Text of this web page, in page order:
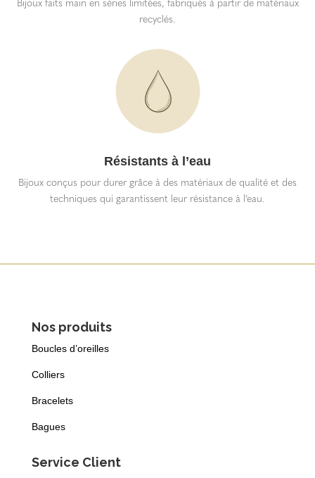
Bijoux faits main en séries limitées, fabriqués à partir de matériaux
recyclés.
Résistants à l’eau
Bijoux conçus pour durer grâce à des matériaux de qualité et des
techniques qui garantissent leur résistance à l’eau.
Nos produits
Boucles d’oreilles
Colliers
Bracelets
Bagues
Service Client